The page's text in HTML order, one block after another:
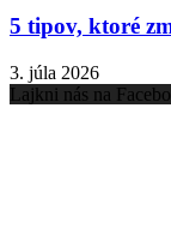
5 tipov, ktoré
3. júla 2026
Lajkni nás na